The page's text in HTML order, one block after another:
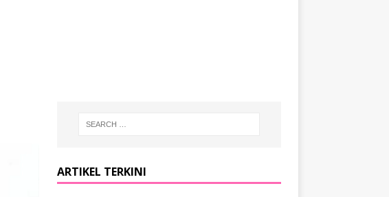
ARTIKEL TERKINI